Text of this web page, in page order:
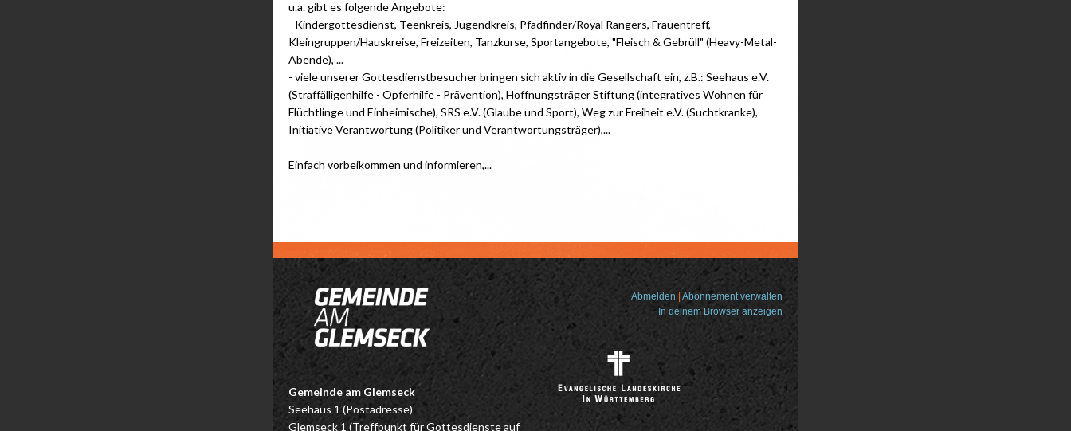
u.a. gibt es folgende Angebote:
- Kindergottesdienst, Teenkreis, Jugendkreis, Pfadfinder/Royal Rangers, Frauentreff,
Kleingruppen/Hauskreise, Freizeiten, Tanzkurse, Sportangebote, "Fleisch & Gebrüll" (Heavy-Metal-
Abende), ...
- viele unserer Gottesdienstbesucher bringen sich aktiv in die Gesellschaft ein, z.B.: Seehaus e.V.
(Straffälligenhilfe - Opferhilfe - Prävention), Hoffnungsträger Stiftung (integratives Wohnen für
Flüchtlinge und Einheimische), SRS e.V. (Glaube und Sport), Weg zur Freiheit e.V. (Suchtkranke),
Initiative Verantwortung (Politiker und Verantwortungsträger),...
Einfach vorbeikommen und informieren,...
Gemeinde am Glemseck
Seehaus 1 (Postadresse)
Glemseck 1 (Treffpunkt für Gottesdienste auf
Abmelden
Abonnement verwalten
In deinem Browser anzeigen